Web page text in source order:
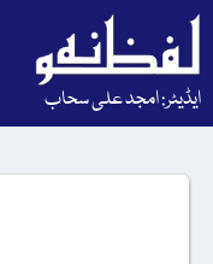
ایڈیٹر: امجد علی سحاب